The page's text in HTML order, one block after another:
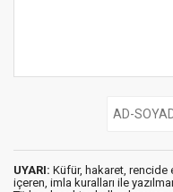
UYARI: Küfür, hakaret, rencide
içeren, imla kuralları ile